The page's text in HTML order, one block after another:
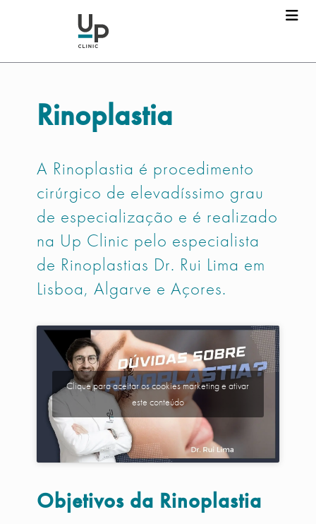
Rinoplastia
A Rinoplastia é procedimento
cirúrgico de elevadíssimo grau
de especialização e é realizado
na Up Clinic pelo especialista
de Rinoplastias Dr. Rui Lima em
Lisboa, Algarve e Açores.
Clique para aceitar os cookies marketing e ativar
este conteúdo
Objetivos da Rinoplastia